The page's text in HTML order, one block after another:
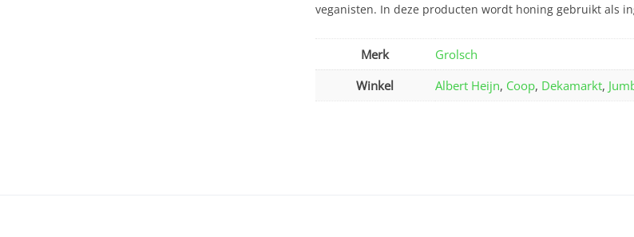
veganisten. In deze producten wordt honing gebruikt als
Merk
Grolsch
Winkel
Albert Heijn, Coop, Dekamarkt,